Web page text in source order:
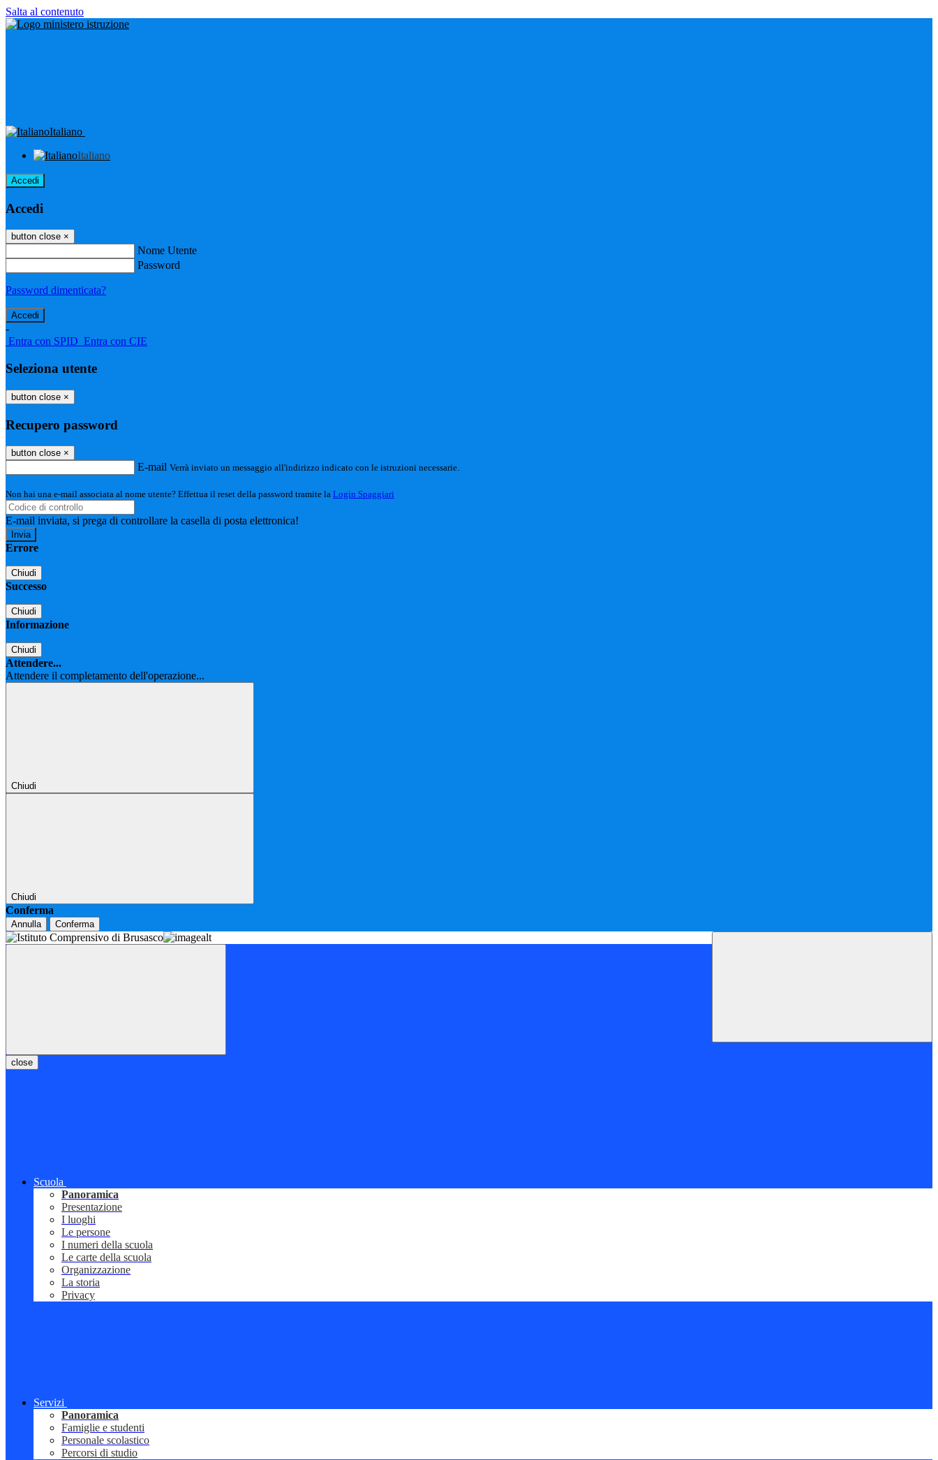
Salta al contenuto
Italiano
Italiano
Accedi
Accedi
button close ×
Nome Utente
Password
Password dimenticata?
-
Entra con SPID Entra con CIE
Seleziona utente
button close ×
Recupero password
button close ×
E-mail Verrà inviato un messaggio all'indirizzo indicato con le istruzioni necessarie.
Non hai una e-mail associata al nome utente? Effettua il reset della password tramite la Login Spaggiari
E-mail inviata, si prega di controllare la casella di posta elettronica!
Errore
Chiudi
Successo
Chiudi
Informazione
Chiudi
Attendere...
Attendere il completamento dell'operazione...
Chiudi
Chiudi
Conferma
Annulla Conferma
close
Scuola
Panoramica
Presentazione
I luoghi
Le persone
I numeri della scuola
Le carte della scuola
Organizzazione
La storia
Privacy
Servizi
Panoramica
Famiglie e studenti
Personale scolastico
Percorsi di studio